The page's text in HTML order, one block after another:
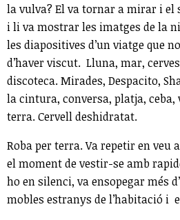
la vulva? El va tornar a mirar i el
i li va mostrar les imatges de la
les diapositives d’un viatge que
d’haver viscut. Lluna, mar,
discoteca. Mirades, Despacito,
la cintura, conversa, platja, ceba,
terra. Cervell deshidratat.
Roba per terra. Va repetir en veu
el moment de vestir-se amb
ho en silenci, va ensopegar més
mobles estranys de l’habitació i